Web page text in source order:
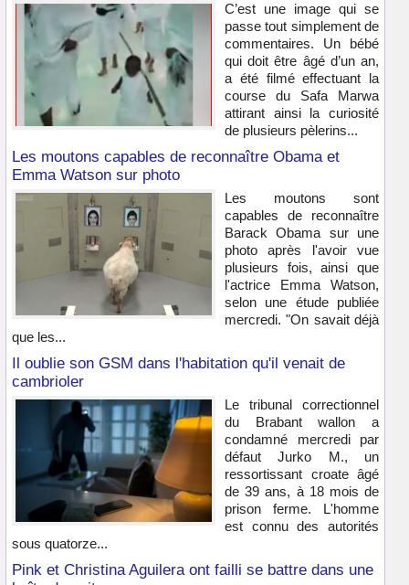
C’est une image qui se
passe tout simplement de
commentaires. Un bébé
qui doit être âgé d’un an,
a été filmé effectuant la
course du Safa Marwa
attirant ainsi la curiosité
de plusieurs pèlerins...
Les moutons capables de reconnaître Obama et
Emma Watson sur photo
Les moutons sont
capables de reconnaître
Barack Obama sur une
photo après l'avoir vue
plusieurs fois, ainsi que
l'actrice Emma Watson,
selon une étude publiée
mercredi. "On savait déjà
que les...
Il oublie son GSM dans l'habitation qu'il venait de
cambrioler
Le tribunal correctionnel
du Brabant wallon a
condamné mercredi par
défaut Jurko M., un
ressortissant croate âgé
de 39 ans, à 18 mois de
prison ferme. L'homme
est connu des autorités
sous quatorze...
Pink et Christina Aguilera ont failli se battre dans une